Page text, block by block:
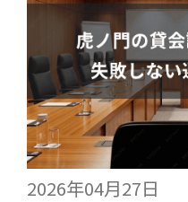
2026年04月27日